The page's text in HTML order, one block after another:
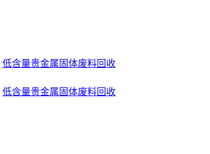
低含量贵金属固体废料回收
低含量贵金属固体废料回收